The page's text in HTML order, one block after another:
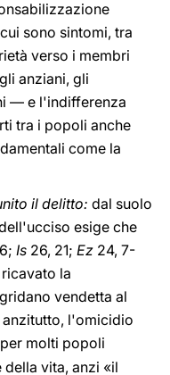
sono sintomi, tra
verso i membri
anziani, gli
— e l'indifferenza
tra i popoli anche
come la
il delitto: dal suolo
esige che
Is 26, 21; Ez 24, 7-
la
vendetta al
l'omicidio
molti popoli
vita, anzi «il